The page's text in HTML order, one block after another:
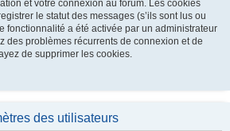
et votre connexion au forum. Les cookies
le statut des messages (s’ils sont lus ou
fonctionnalité a été activée par un administrateur
des problèmes récurrents de connexion et de
de supprimer les cookies.
des utilisateurs